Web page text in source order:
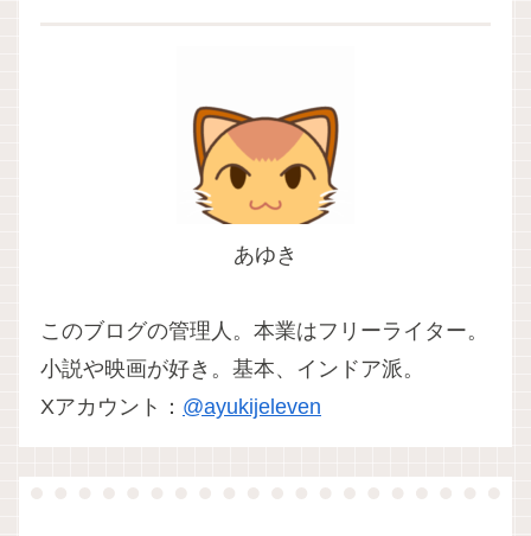
あゆき
このブログの管理人。本業はフリーライター。
小説や映画が好き。基本、インドア派。
Xアカウント： @ayukijeleven